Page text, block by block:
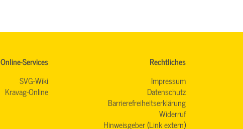
Online-Services
SVG-Wiki
Kravag-Online
Rechtliches
Impressum
Datenschutz
Barrierefreiheitserklärung
Widerruf
Hinweisgeber (Link extern)